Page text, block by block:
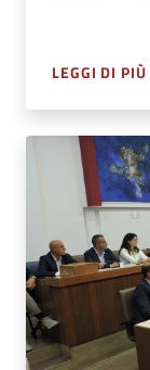
LEGGI DI PIÙ